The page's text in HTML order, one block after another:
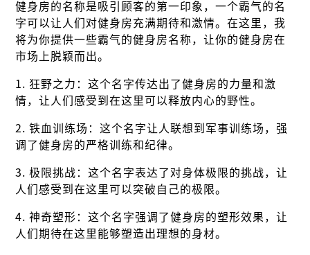
健身房的名称是吸引顾客的第一印象，一个霸气的名
字可以让人们对健身房充满期待和激情。在这里，我
将为你提供一些霸气的健身房名称，让你的健身房在
市场上脱颖而出。
1. 狂野之力：这个名字传达出了健身房的力量和激
情，让人们感受到在这里可以释放内心的野性。
2. 铁血训练场：这个名字让人联想到军事训练场，强
调了健身房的严格训练和纪律。
3. 极限挑战：这个名字表达了对身体极限的挑战，让
人们感受到在这里可以突破自己的极限。
4. 神奇塑形：这个名字强调了健身房的塑形效果，让
人们期待在这里能够塑造出理想的身材。